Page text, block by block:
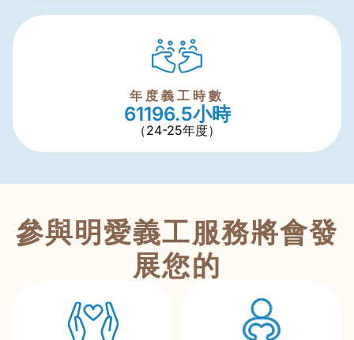
年度義工時數
61196.5小時
（24-25年度）
參與明愛義工服務將會發
展您的